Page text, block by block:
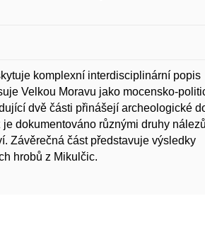
komplexní interdisciplinární popis
Velkou Moravu jako mocensko-
dvě části přinášejí archeologické
dokumentováno různými druhy
Závěrečná část představuje výsledky
hrobů z Mikulčic.